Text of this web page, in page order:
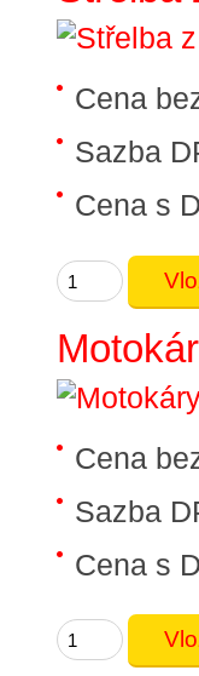
Cena
Sazba
Cena s
Cena
Sazba
Cena s